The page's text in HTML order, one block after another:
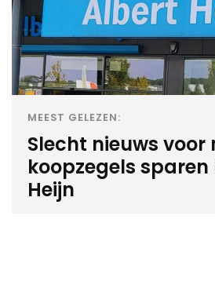
MEEST GELEZEN:
Slecht nieuws voor
koopzegels
Heijn